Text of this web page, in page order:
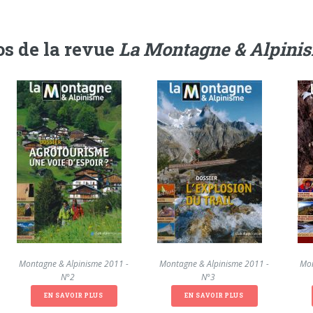
de la revue La Montagne &
La Montagne & Alpinisme 2011 -
N°2
EN SAVOIR PLUS
La Montagne & Alpinisme 2011 -
N°3
EN SAVOIR PLUS
La